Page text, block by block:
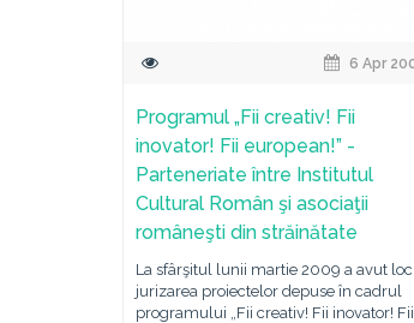
6 Apr
Programul „Fii creativ! Fii
inovator! Fii european!” -
Parteneriate între Institutul
Cultural Român şi asociaţii
româneşti din străinătate
La sfârşitul lunii martie 2009 a avut loc
jurizarea proiectelor depuse în cadrul
programului „Fii creativ! Fii inovator! Fii